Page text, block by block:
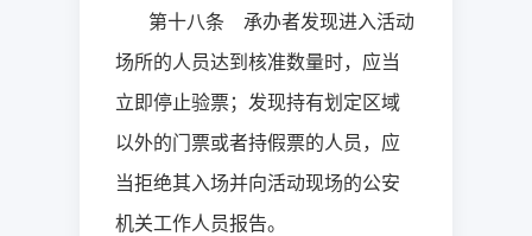
第十八条 承办者发现进入活动
场所的人员达到核准数量时，应当
立即停止验票；发现持有划定区域
以外的门票或者持假票的人员，应
当拒绝其入场并向活动现场的公安
机关工作人员报告。